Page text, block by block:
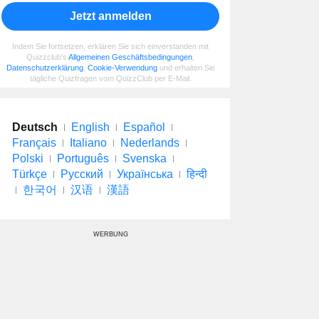
Jetzt anmelden
Indem Sie fortsetzen, erklären Sie sich einverstanden mit
Quizzclub's Allgemeinen Geschäftsbedingungen
Datenschutzerklärung, Cookie-Verwendungund erhalten Sie
tägliche Quizfragen vom QuizzClub per E-Mail.
Deutsch English
Español
Français
Italiano
Nederlands
Polski
Português
Svenska
Türkçe
Русский Українська
हिन्दी
한국어
汉语 漢語
WERBUNG